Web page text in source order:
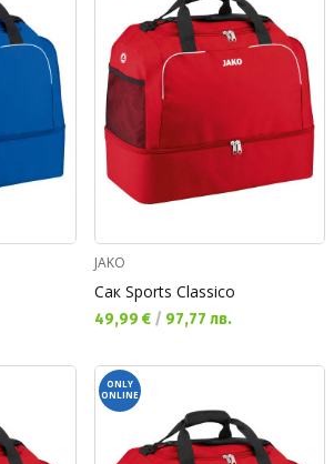
JAKO
Сак Sports Classico
Текуща цена:
49,99 € / 97,77 лв.
ONLY
ONLINE